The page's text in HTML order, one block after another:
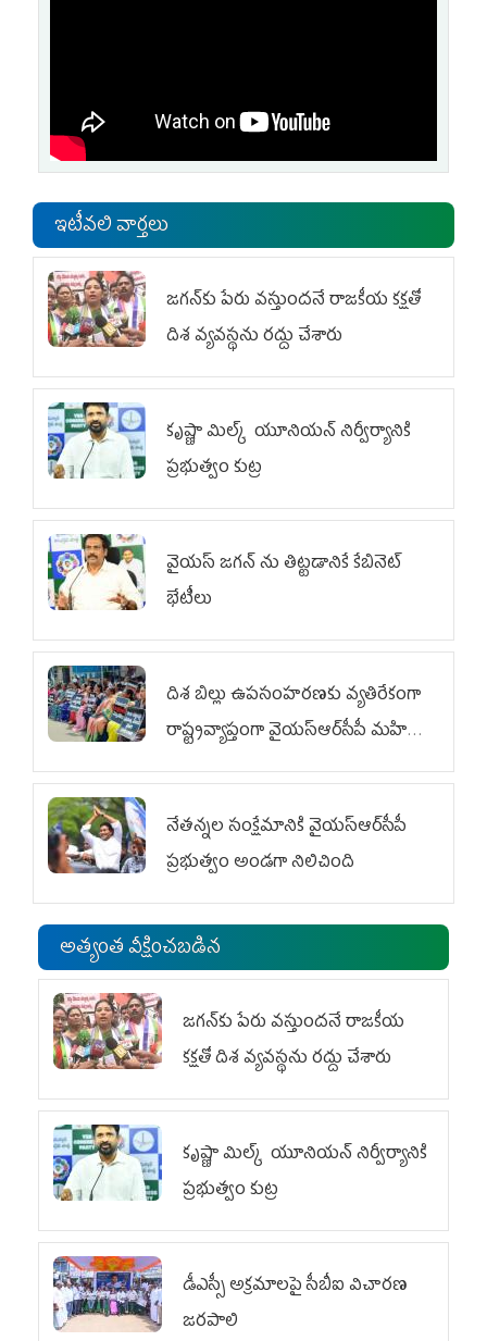
ఇటీవలి వార్తలు
జగన్‌కు పేరు వస్తుందనే రాజకీయ కక్షతో
దిశ వ్య‌వ‌స్థ‌ను రద్దు చేశారు
కృష్ణా మిల్క్‌ యూనియన్‌ నిర్వీర్యానికి
ప్రభుత్వం కుట్ర
వైయ‌స్ జగన్‌ ను తిట్టడానికే కేబినెట్‌
భేటీలు
దిశ బిల్లు ఉపసంహరణకు వ్యతిరేకంగా
రాష్ట్రవ్యాప్తంగా వైయ‌స్ఆర్‌సీపీ మహిళా
విభాగం ఆందోళనలు
నేతన్నల సంక్షేమానికి వైయ‌స్ఆర్‌సీపీ
ప్రభుత్వం అండగా నిలిచింది
అత్యంత వీక్షించబడిన
జగన్‌కు పేరు వస్తుందనే రాజకీయ
కక్షతో దిశ వ్య‌వ‌స్థ‌ను రద్దు చేశారు
కృష్ణా మిల్క్‌ యూనియన్‌ నిర్వీర్యానికి
ప్రభుత్వం కుట్ర
డీఎస్సీ అక్రమాలపై సీబీఐ విచారణ
జరపాలి